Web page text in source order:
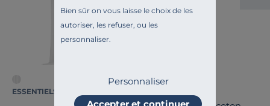
Bien sûr on vous laisse le choix de les
autoriser, les refuser, ou les
personnaliser.
Personnaliser
ESSENTIELS PAR CAMIF